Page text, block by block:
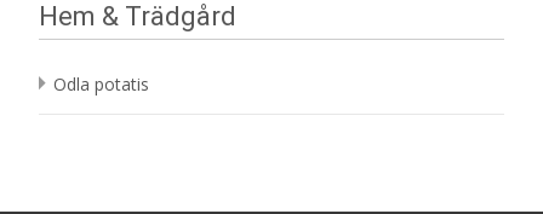
Hem & Trädgård
Odla potatis